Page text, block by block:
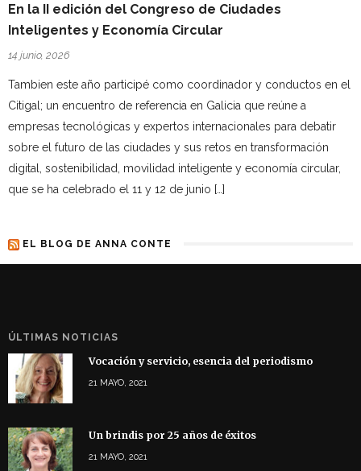
En la II edición del Congreso de Ciudades
Inteligentes y Economía Circular
14 junio, 2026
Tambien este año participé como coordinador y conductos en el
Citigal; un encuentro de referencia en Galicia que reúne a
empresas tecnológicas y expertos internacionales para debatir
sobre el futuro de las ciudades y sus retos en transformación
digital, sostenibilidad, movilidad inteligente y economía circular,
que se ha celebrado el 11 y 12 de junio […]
EL BLOG DE ANNA CONTE
ÚLTIMAS NOTICIAS
Vocación y servicio, esencia del periodismo
21 MAYO, 2021
Un brindis por 25 años de éxitos
21 MAYO, 2021